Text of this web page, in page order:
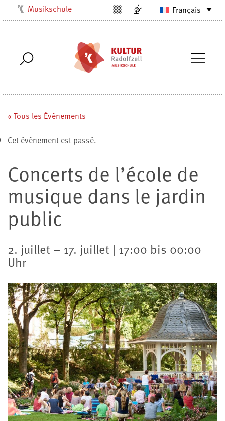
Musikschule
Stadtarchiv
Stadtbibliothek
Villa Bosch
Français
« Tous les Évènements
Cet évènement est passé.
Concerts de l’école de
musique dans le jardin
public
2. juillet – 17. juillet | 17:00 bis 00:00
Uhr